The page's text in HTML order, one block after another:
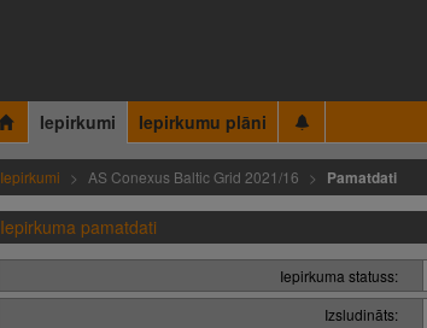
Iepirkumi Iepirkumu plāni
Iepirkumi AS Conexus Baltic Grid 2021/16 Pamatdati
Iepirkuma pamatdati
Iepirkuma statuss:
Izsludināts: